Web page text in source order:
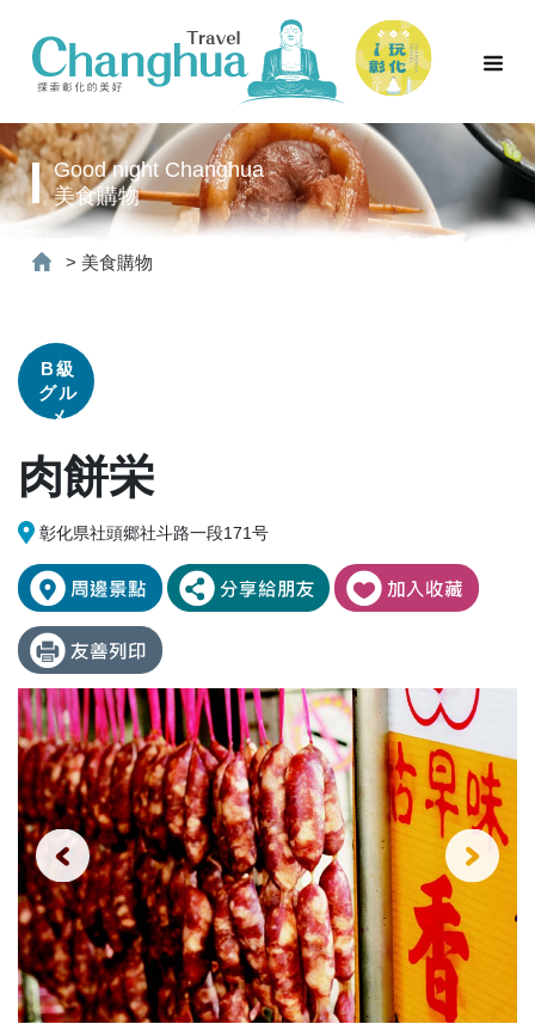
Good night Changhua
美食購物
> 美食購物
B級
グル
メ
肉餅栄
彰化県社頭郷社斗路一段171号